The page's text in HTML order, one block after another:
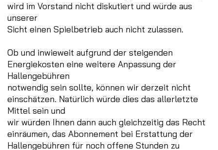
wird im Vorstand nicht diskutiert und würde aus
unserer
Sicht einen Spielbetrieb auch nicht zulassen.
Ob und inwieweit aufgrund der steigenden
Energiekosten eine weitere Anpassung der
Hallengebühren
notwendig sein sollte, können wir derzeit nicht
einschätzen. Natürlich würde dies das allerletzte
Mittel sein und
wir würden Ihnen dann auch gleichzeitig das Recht
einräumen, das Abonnement bei Erstattung der
Hallengebühren für noch offene Stunden zu